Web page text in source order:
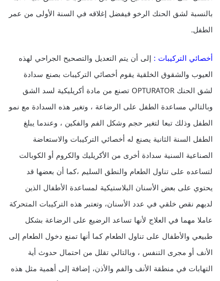
بالنسبة لشق الحنك الرخو فيفضل إغلاقه في السنة الأولى من عمر
الطفل.
أخصائي التركيبات : إلى أن يتم التعديل والتصحيح الجراحي لهذه
العيوب والشقوق الخلقية يقوم أخصائي التركيبات بصنع سدادة
لشق الحنك OPTURATOR تصنع من مادة أكريليكية لسد الشق
وبالتالي مساعدة الطفل على الرضاعة ، وتغير هذه السدادة مع نمو
الطفل وذلك تبعا لتغير حجم وشكل الفم والفكين ، وعندما يبلغ
الطفل السنة الثانية يصنع له أخصائي التركيبات والاستعاضة
الصناعية السنية سدادة أخرى من الأكريليك والكروم أو الكوبالت
لتساعده على تناول الطعام والنطق السليم ،كما أن بعضها قد
يحتوي على بعض الأسنان البلاستيكية لمساعدة الأطفال الذين
لديهم نقص خلقي في عدد الأسنان، وتعتبر هذه التركيبات المتحركة
عاملا مهما في العلاج لأنها تساعد الرضيع على الرضاعة بشكل
طبيعي والأطفال على تناول الطعام كما أنها تمنع دخول الطعام إلى
الأنف أو مجرى التنفس ، وبالتالي تقلل من احتمال حدوث أية
التهابات في منطقة الأنف والفم والأذن، إضافة إلى أهمية مثل هذه